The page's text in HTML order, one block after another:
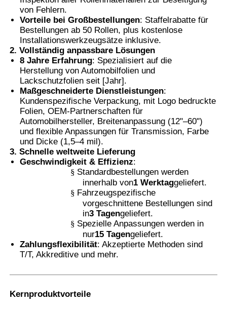
Smart PDLC Film
Durchsichtige Nano-Keramikfarbe
Fotochromfilm
Farbe für Fahrzeugfenster
Intelligentes Pdlc-Glas
Verbundglas-PVB-Zwischenschicht
Thermochromer PVB-Folie
von Fehlern.
Vorteile bei Großbestellungen: Staffelrabatte für
Bestellungen ab 50 Rollen, plus kostenlose
Installationswerkzeugsätze inklusive.
2. Vollständig anpassbare Lösungen
8 Jahre Erfahrung: Spezialisiert auf die
Herstellung von Automobilfolien und
Lackschutzfolien seit [Jahr].
Maßgeschneiderte Dienstleistungen:
Kundenspezifische Verpackung, mit Logo bedruckte
Folien, OEM-Partnerschaften für
Automobilhersteller, Breitenanpassung (12"–60")
und flexible Anpassungen für Transmission, Farbe
und Dicke (1,5–4 mil).
3. Schnelle weltweite Lieferung
Geschwindigkeit & Effizienz:
§ Standardbestellungen werden
innerhalb von1 Werktaggeliefert.
§ Fahrzeugspezifische
vorgeschnittene Bestellungen sind
in3 Tagengeliefert.
§ Spezielle Anpassungen werden in
nur15 Tagengeliefert.
Zahlungsflexibilität: Akzeptierte Methoden sind
T/T, Akkreditive und mehr.
Kernproduktvorteile